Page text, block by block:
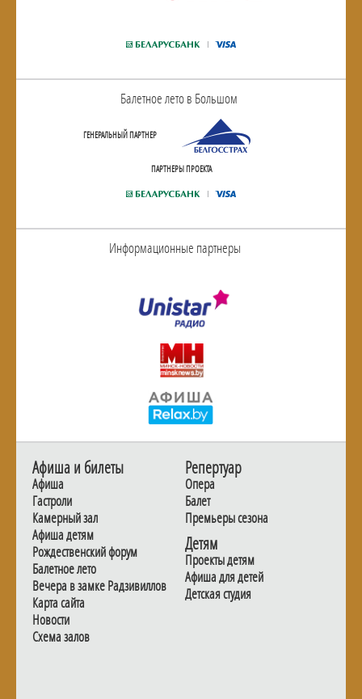
Балетное лето в Большом
ГЕНЕРАЛЬНЫЙ ПАРТНЕР
ПАРТНЕРЫ ПРОЕКТА
Информационные партнеры
Афиша и билеты
Афиша
Гастроли
Камерный зал
Афиша детям
Рождественский форум
Балетное лето
Вечера в замке Радзивиллов
Карта сайта
Новости
Схема залов
Репертуар
Опера
Балет
Премьеры сезона
Детям
Проекты детям
Афиша для детей
Детская студия